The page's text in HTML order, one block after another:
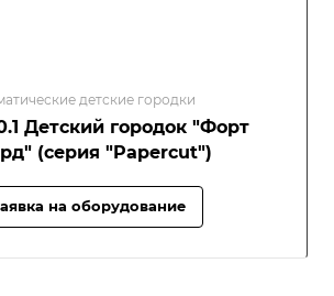
детские городки
Детский городок "Форт
Боярд" (серия "Papercut")
на оборудование